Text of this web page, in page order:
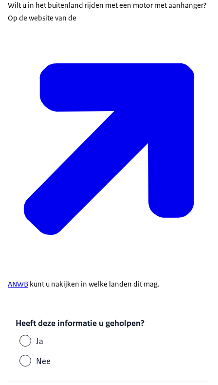
Wilt u in het buitenland rijden met een motor met aanhanger?
Op de website van de
ANWB kunt u nakijken in welke landen dit mag.
Heeft deze informatie u geholpen?
Ja
Nee